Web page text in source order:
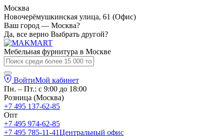
Москва
Новочерёмушкинская улица, 61 (Офис)
Ваш город — Москва?
Да, все верно Выбрать другой?
Мебельная фурнитура в Москве
ВойтиМой кабинет
Пн. – Пт.: с 9:00 до 18:00
Розница (Москва)
+7 495 137-62-85
Опт
+7 495 974-62-85
+7 495 785-11-41Центральный офис